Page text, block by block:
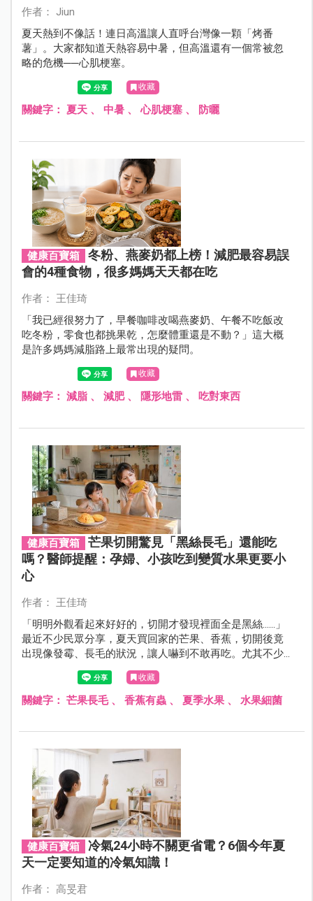
作者： Jiun
夏天熱到不像話！連日高溫讓人直呼台灣像一顆「烤番
薯」。大家都知道天熱容易中暑，但高溫還有一個常被忽
略的危機──心肌梗塞。
收藏
關鍵字： 夏天、 中暑、心肌梗塞、 防曬
健康百寶箱
冬粉、燕麥奶都上榜！減肥最容易誤
會的4種食物，很多媽媽天天都在吃
作者： 王佳琦
「我已經很努力了，早餐咖啡改喝燕麥奶、午餐不吃飯改
吃冬粉，零食也都挑果乾，怎麼體重還是不動？」這大概
是許多媽媽減脂路上最常出現的疑問。
收藏
關鍵字： 減脂、 減肥、 隱形地雷、 吃對東西
健康百寶箱
芒果切開驚見「黑絲長毛」還能吃
嗎？醫師提醒：孕婦、小孩吃到變質水果更要小
心
作者： 王佳琦
「明明外觀看起來好好的，切開才發現裡面全是黑絲……」
最近不少民眾分享，夏天買回家的芒果、香蕉，切開後竟
出現像發霉、長毛的狀況，讓人嚇到不敢再吃。尤其不少
孩子吃水果速度快，爸媽一不注意，就可能已經吃下變質
收藏
關鍵字： 芒果長毛、 香蕉有蟲、 夏季水果、 水果細菌
健康百寶箱
冷氣24小時不關更省電？6個今年夏
天一定要知道的冷氣知識！
作者： 高旻君